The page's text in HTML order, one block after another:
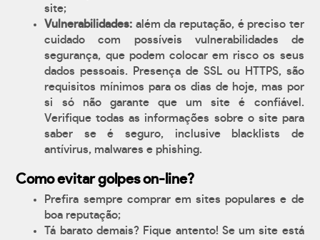
site;
Vulnerabilidades: além da reputação, é preciso ter
cuidado com possíveis vulnerabilidades de
segurança, que podem colocar em risco os seus
dados pessoais. Presença de SSL ou HTTPS, são
requisitos mínimos para os dias de hoje, mas por
si só não garante que um site é confiável.
Verifique todas as informações sobre o site para
saber se é seguro, inclusive blacklists de
antívirus, malwares e phishing.
Como evitar golpes on-line?
Prefira sempre comprar em sites populares e de
boa reputação;
Tá barato demais? Fique antento! Se um site está